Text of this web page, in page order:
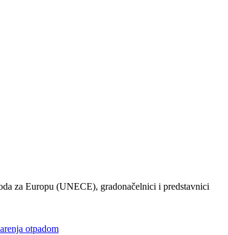
za Europu (UNECE), gradonačelnici i predstavnici
otpadom